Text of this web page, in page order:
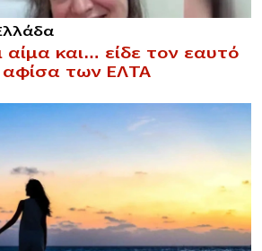
και… είδε τον εαυτό
των ΕΛΤΑ